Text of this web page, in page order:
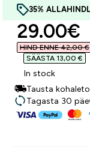
35%
29.00€‎
HIND ENNE 42,00 €‎
SÄÄSTA 13,00 €‎
In stock
Tausta
Tagasta 30